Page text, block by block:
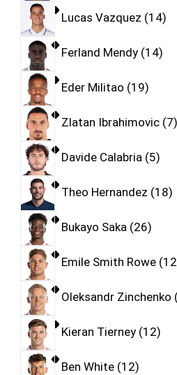
Lucas Vazquez 14
Ferland Mendy 14
Eder Militao 19
Zlatan Ibrahimovic 7
Davide Calabria 5
Theo Hernandez 18
Bukayo Saka 26
Emile Smith Rowe 12
Oleksandr Zinchenko
Kieran Tierney 12
Ben White 12